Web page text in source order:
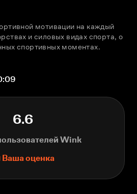
мотивации на каждый
и силовых видах спорта, о
спортивных моментах.
6.6
Wink
Ваша оценка